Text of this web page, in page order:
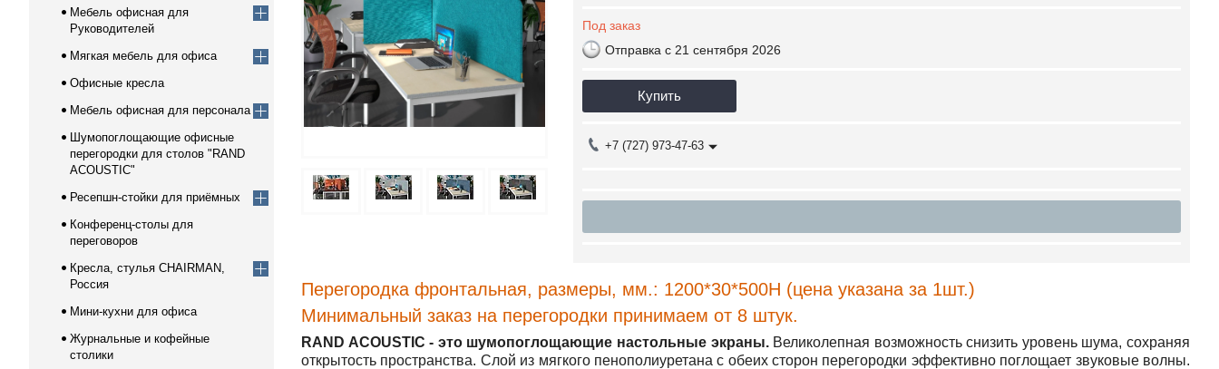
Под заказ
Отправка с 21 сентября 2026
Купить
+7 (727) 973-47-63
Перегородка фронтальная, размеры, мм.: 1200*30*500Н (цена указана за 1шт.)
Минимальный заказ на перегородки принимаем от 8 штук.
RAND ACOUSTIC - это шумопоглощающие настольные экраны.Великолепная возможность снизить уровень шума, сохраняя
открытость пространства. Слой из мягкого пенополиуретана с обеих сторон перегородки эффективно поглощает звуковые волны.
Мебель офисная для
Руководителей
Мягкая мебель для офиса
Офисные кресла
Мебель офисная для персонала
Шумопоглощающие офисные
перегородки для столов "RAND
ACOUSTIC"
Ресепшн-стойки для приёмных
Конференц-столы для
переговоров
Кресла, стулья CHAIRMAN,
Россия
Мини-кухни для офиса
Журнальные и кофейные
столики